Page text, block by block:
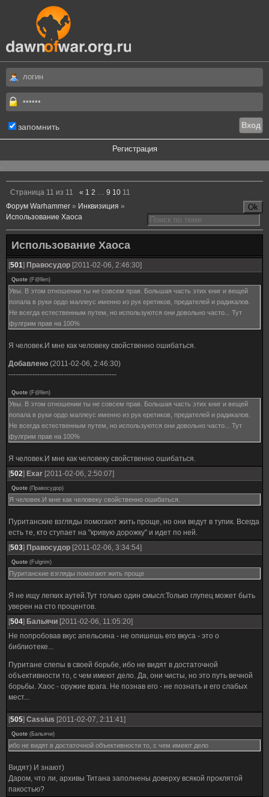
запомнить
Регистрация
.
Страница 11 из 11 « 1 2 … 9 10 11
Форум Warhammer » Инквизиция »
Использование Хаоса
Использование Хаоса
[501] Правосудор [2011-02-06, 2:46:30]
Quote (F@llen)
Увы. В этом отношении ты не совсем прав. Большая часть этих книг и вещей
попала в руки ордо маллеус именно из рук еретиков, предателей и радикалов.
Не всегда естественным путем, но используются они довольно часто... Тут
фулгрим прав на 100%
Я человек.И мне как человеку свойственно ошибаться.
Добавлено (2011-02-06, 2:46:30)
---------------------------------------------
Quote (F@llen)
Увы. В этом отношении ты не совсем прав. Большая часть этих книг и вещей
попала в руки ордо маллеус именно из рук еретиков, предателей и радикалов.
Не всегда естественным путем, но используются они довольно часто... Тут
фулгрим прав на 100%
Я человек.И мне как человеку свойственно ошибаться.
[502] Exar [2011-02-06, 2:50:07]
Quote (Правосудор)
Я человек.И мне как человеку свойственно ошибаться.
Пуританские взгляды помогают жить проще, но они ведут в тупик. Всегда
есть те, кто ступает на "кривую дорожку" и идет по ней.
[503] Правосудор [2011-02-06, 3:34:54]
Quote (Fulgrim)
Пуританские взгляды помогают жить проще
Я не ищу легких аутей.Тут только один смысл:Только глупец может быть
уверен на сто процентов.
[504] Бальячи [2011-02-06, 11:05:20]
Не попробовав вкус апельсина - не опишешь его вкуса - это о
библиотеке...
Пуритане слепы в своей борьбе, ибо не видят в достаточной
объективности то, с чем имеют дело. Да, они чисты, но это путь вечной
борьбы. Хаос - оружие врага. Не познав его - не познать и его слабых
мест...
[505] Cassius [2011-02-07, 2:11:41]
Quote (Бальячи)
ибо не видят в достаточной объективности то, с чем имеют дело
Видят) И знают)
Даром, что ли, архивы Титана заполнены доверху всякой проклятой
пакостью?